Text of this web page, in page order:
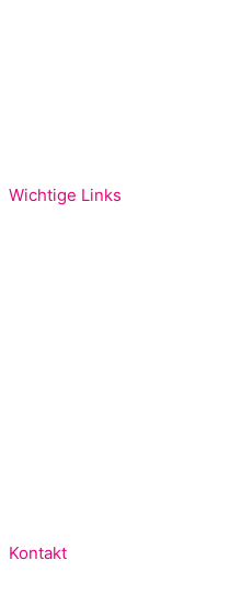
Wichtige Links
Kontakt